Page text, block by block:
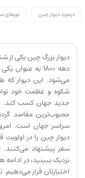
درمورد دیوار چین تورهای
دیوار بزرگ چین یکی از
دهه ۱۸۰۰ به
می‌شود. این دیوار که
شکوه و عظمت خود
جدید جهان کسب کند.
محبوب‌ترین مقاصد
سراسر جهان است.
دیوار چین را در اولویت
سفر پیشنهاد می‌کنند.
نزدیک ببینید، در ادامه
اختیارتان قرار می‌دهیم.